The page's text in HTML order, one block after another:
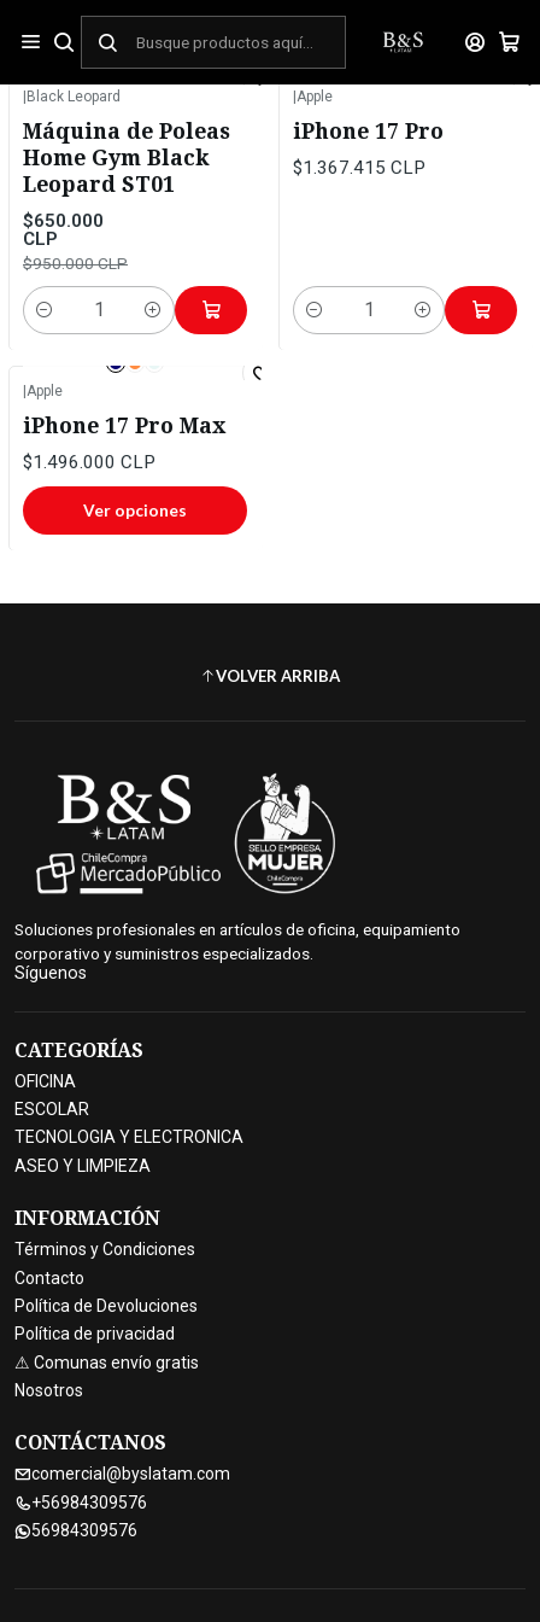
Black Leopard
Máquina de Poleas
Home Gym Black
Leopard ST01
$650.000
CLP
$950.000 CLP
Cantidad
Apple
iPhone 17 Pro
$1.367.415 CLP
Cantidad
Apple
iPhone 17 Pro Max
$1.496.000 CLP
Ver opciones
VOLVER ARRIBA
Soluciones profesionales en artículos de oficina, equipamiento
corporativo y suministros especializados.
Síguenos
CATEGORÍAS
OFICINA
ESCOLAR
TECNOLOGIA Y ELECTRONICA
ASEO Y LIMPIEZA
INFORMACIÓN
Términos y Condiciones
Contacto
Política de Devoluciones
Política de privacidad
⚠ Comunas envío gratis
Nosotros
CONTÁCTANOS
comercial@byslatam.com
+56984309576
56984309576